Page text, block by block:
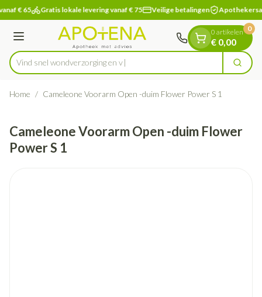
Ga naar de inhoud
1 van 1
€ 65 Gratis lokale levering vanaf € 75 Veilige betalingen
Menu
Product, merk, categorie...
Vind snel wondverzorg Zoek
0 artikelen
€ 0,00
0
Home / Cameleone Voorarm Open -duim Flower Power S 1
Cameleone Voorarm Open -duim Flower
Power S 1